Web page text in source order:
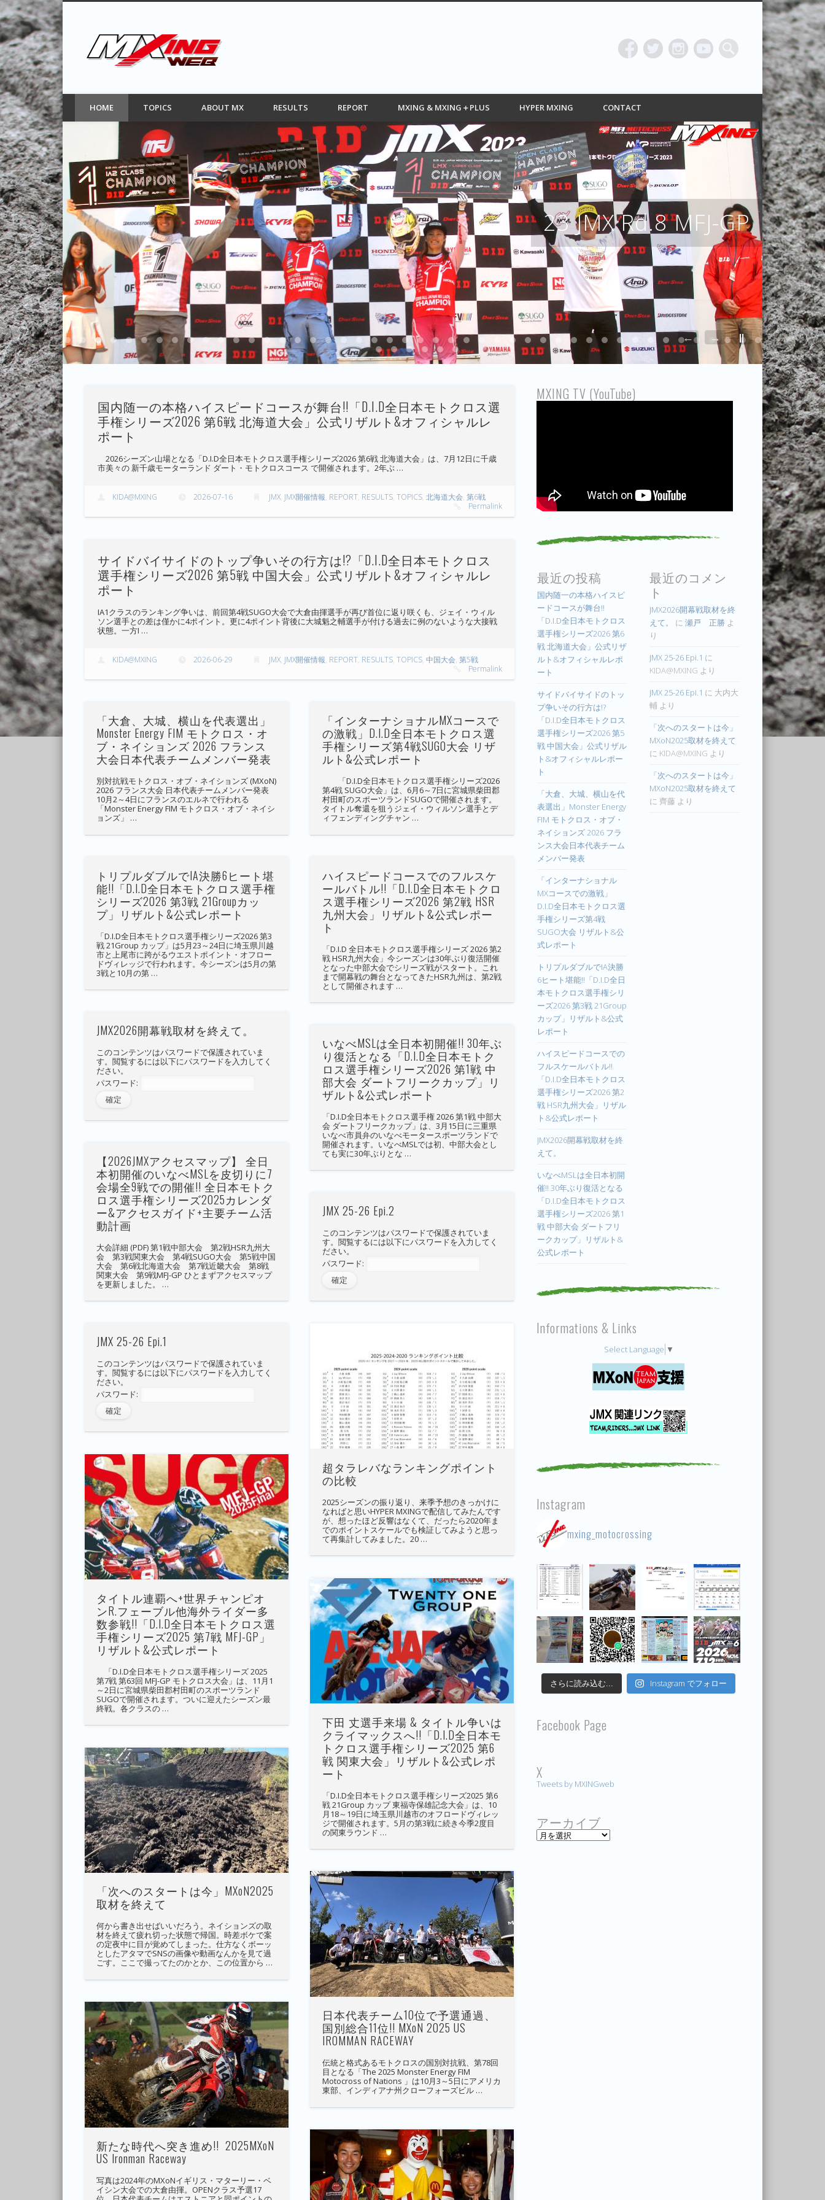
MXING web モトクロス情報 MOTOCROSSING
モトクロス情報サイト
FacebookTwitterPinterest Vimeo
HOME TOPICS ABOUT MX RESULTS REPORT MXING & MXING＋PLUS HYPER MXING CONTACT
1 2 3 4 5 7 8 9 10 13 14 16 17 18 19 20 21 22 23 24 25 26 27 28 29 30 31 32 33 35 36 37 38 39 40 41 42 43 44 45
46
47
48 49 50 51 52
← → ||
国内随一の本格ハイスピードコースが舞台!!「D.I.D全日本モトクロス選
手権シリーズ2026 第6戦 北海道大会」公式リザルト&オフィシャルレ
ポート
2026シーズン山場となる「D.I.D全日本モトクロス選手権シリーズ2026 第6戦 北海道大会」は、7月12日に千歳
市美々の 新千歳モーターランド ダート・モトクロスコース で開催されます。2年ぶ …
KIDA@MXING 2026-07-16 JMX, JMX開催情報, REPORT, RESULTS, TOPICS, 北海道大会, 第6戦
Permalink
サイドバイサイドのトップ争いその行方は!?「D.I.D全日本モトクロス
選手権シリーズ2026 第5戦 中国大会」公式リザルト&オフィシャルレ
ポート
IA1クラスのランキング争いは、前回第4戦SUGO大会で大倉由揮選手が再び首位に返り咲くも、ジェイ・ウィル
ソン選手との差は僅かに4ポイント。更に4ポイント背後に大城魁之輔選手が付ける過去に例のないような大接戦
状態。一方I …
KIDA@MXING 2026-06-29 JMX, JMX開催情報, REPORT, RESULTS, TOPICS, 中国大会, 第5戦
Permalink
「大倉、大城、横山を代表選出」
Monster Energy FIM モトクロス・オ
ブ・ネイションズ 2026 フランス
大会日本代表チームメンバー発表
別対抗戦モトクロス・オブ・ネイションズ (MXoN)
2026 フランス大会 日本代表チームメンバー発表
10月2～4日にフランスのエルネで行われる
「Monster Energy FIM モトクロス・オブ・ネイシ
ョンズ」 …
「インターナショナルMXコースで
の激戦」D.I.D全日本モトクロス選
手権シリーズ第4戦SUGO大会 リザ
ルト&公式レポート
「D.I.D全日本モトクロス選手権シリーズ2026
第4戦 SUGO大会」は、6月6～7日に宮城県柴田郡
村田町のスポーツランドSUGOで開催されます。
タイトル奪還を狙うジェイ・ウィルソン選手とデ
ィフェンディングチャン …
トリプルダブルでIA決勝6ヒート堪
能!!「D.I.D全日本モトクロス選手権
シリーズ2026 第3戦 21Groupカッ
プ」リザルト&公式レポート
「D.I.D全日本モトクロス選手権シリーズ2026 第3
戦 21Group カップ」は5月23～24日に埼玉県川越
市と上尾市に跨がるウエストポイント・オフロー
ドヴィレッジで行われます。今シーズンは5月の第
3戦と10月の第 …
ハイスピードコースでのフルスケ
ールバトル!!「D.I.D全日本モトクロ
ス選手権シリーズ2026 第2戦 HSR
九州大会」リザルト&公式レポー
ト
「D.I.D 全日本モトクロス選手権シリーズ 2026 第2
戦 HSR九州大会」今シーズンは30年ぶり復活開催
となった中部大会でシリーズ戦がスタート。これ
まで開幕戦の舞台となってきたHSR九州は、第2戦
として開催されます …
JMX2026開幕戦取材を終えて。
このコンテンツはパスワードで保護されていま
す。閲覧するには以下にパスワードを入力してく
ださい。
パスワード:
いなべMSLは全日本初開催!! 30年ぶ
り復活となる「D.I.D全日本モトク
ロス選手権シリーズ2026 第1戦 中
部大会 ダートフリークカップ」リ
ザルト&公式レポート
「D.I.D全日本モトクロス選手権 2026 第1戦 中部大
会 ダートフリークカップ」は、3月15日に三重県
いなべ市員弁のいなべモータースポーツランドで
開催されます。いなべMSLでは初、中部大会とし
ても実に30年ぶりとな …
【2026JMXアクセスマップ】 全日
本初開催のいなべMSLを皮切りに7
会場全9戦での開催!! 全日本モトク
ロス選手権シリーズ2025カレンダ
ー&アクセスガイド+主要チーム活
動計画
大会詳細 (PDF) 第1戦中部大会 第2戦HSR九州大
会 第3戦関東大会 第4戦SUGO大会 第5戦中国
大会 第6戦北海道大会 第7戦近畿大会 第8戦
関東大会 第9戦MFJ-GP ひとまずアクセスマップ
を更新しました。 …
JMX 25-26 Epi.2
このコンテンツはパスワードで保護されていま
す。閲覧するには以下にパスワードを入力してく
ださい。
パスワード:
JMX 25-26 Epi.1
このコンテンツはパスワードで保護されていま
す。閲覧するには以下にパスワードを入力してく
ださい。
パスワード:
超タラレバなランキングポイント
の比較
2025シーズンの振り返り、来季予想のきっかけに
なればと思いHYPER MXINGで配信してみたんです
が、想ったほど反響はなくて、だったら2020年ま
でのポイントスケールでも検証してみようと思っ
て再集計してみました。20 …
タイトル連覇へ+世界チャンピオ
ンR.フェーブル他海外ライダー多
数参戦!!「D.I.D全日本モトクロス選
手権シリーズ2025 第7戦 MFJ-GP」
リザルト&公式レポート
「D.I.D全日本モトクロス選手権シリーズ 2025
第7戦 第63回 MFJ-GP モトクロス大会」は、11月1
～2日に宮城県柴田郡村田町のスポーツランド
SUGOで開催されます。ついに迎えたシーズン最
終戦。各クラスの …
下田 丈選手来場 & タイトル争いは
クライマックスへ!!「D.I.D全日本モ
トクロス選手権シリーズ2025 第6
戦 関東大会」リザルト&公式レポ
ート
「D.I.D全日本モトクロス選手権シリーズ2025 第6
戦 21Group カップ 東福寺保雄記念大会」は、10
月18～19日に埼玉県川越市のオフロードヴィレッ
ジで開催されます。5月の第3戦に続き今季2度目
の関東ラウンド …
「次へのスタートは今」MXoN2025
取材を終えて
何から書き出せばいいだろう。ネイションズの取
材を終えて疲れ切った状態で帰国。時差ボケで案
の定夜中に目が覚めてしまった。仕方なくボーッ
としたアタマでSNSの画像や動画なんかを見て過
ごす。ここで撮ってたのかとか、この位置から …
日本代表チーム10位で予選通過、
国別総合11位!! MXoN 2025 US
IROMMAN RACEWAY
伝統と格式あるモトクロスの国別対抗戦、第78回
目となる「The 2025 Monster Energy FIM
Motocross of Nations 」は10月3～5日にアメリカ
東部、インディアナ州クローフォーズビル …
新たな時代へ突き進め!! 2025MXoN
US Ironman Raceway
写真は2024年のMXoNイギリス・マターリー・ベ
イシン大会での大倉由揮。OPENクラス予選17
MXING TV (YouTube)
最近の投稿
国内随一の本格ハイスピ
ードコースが舞台!!
「D.I.D全日本モトクロス
選手権シリーズ2026 第6
戦 北海道大会」公式リザ
ルト&オフィシャルレポ
ート
サイドバイサイドのトッ
プ争いその行方は!?
「D.I.D全日本モトクロス
選手権シリーズ2026 第5
戦 中国大会」公式リザル
ト&オフィシャルレポー
ト
「大倉、大城、横山を代
表選出」Monster Energy
FIM モトクロス・オブ・
ネイションズ 2026 フラ
ンス大会日本代表チーム
メンバー発表
「インターナショナル
MXコースでの激戦」
D.I.D全日本モトクロス選
手権シリーズ第4戦
SUGO大会 リザルト&公
式レポート
トリプルダブルでIA決勝
6ヒート堪能!!「D.I.D全日
本モトクロス選手権シリ
ーズ2026 第3戦 21Group
カップ」リザルト&公式
レポート
ハイスピードコースでの
フルスケールバトル!!
「D.I.D全日本モトクロス
選手権シリーズ2026 第2
戦 HSR九州大会」リザル
ト&公式レポート
JMX2026開幕戦取材を終
えて。
いなべMSLは全日本初開
催!! 30年ぶり復活となる
「D.I.D全日本モトクロス
選手権シリーズ2026 第1
戦 中部大会 ダートフリ
ークカップ」リザルト&
公式レポート
最近のコメン
ト
JMX2026開幕戦取材を終
えて。
に 瀬戸 正勝 よ
り
JMX 25-26 Epi.1 に
KIDA@MXING より
JMX 25-26 Epi.1 に 大内大
輔 より
「次へのスタートは今」
MXoN2025取材を終えて
に KIDA@MXING より
「次へのスタートは今」
MXoN2025取材を終えて
に 齊藤 より
Informations & Links
Select Language ▼
Instagram
mxing_motocrossing
さらに読み込む... Instagram でフォロー
Facebook Page
X
Tweets by MXINGweb
アーカイブ
ア
ー